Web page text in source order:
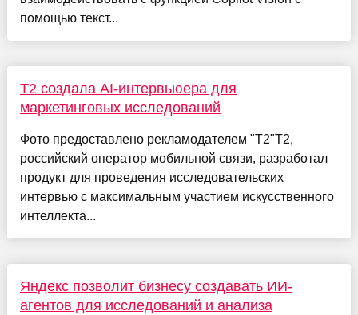
помощью текст...
Т2 создала AI-интервьюера для
маркетинговых исследований
Фото предоставлено рекламодателем "Т2"Т2,
российский оператор мобильной связи, разработал
продукт для проведения исследовательских
интервью с максимальным участием искусственного
интеллекта...
Яндекс позволит бизнесу создавать ИИ-
агентов для исследований и анализа